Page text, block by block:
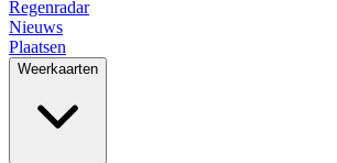
Regenradar
Nieuws
Plaatsen
Weerkaarten